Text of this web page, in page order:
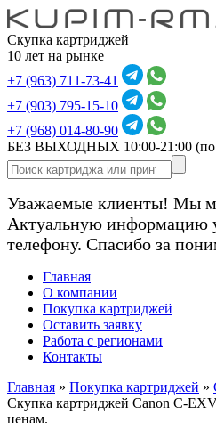
Скупка картриджей
10 лет на рынке
+7 (963) 711-73-41
+7 (903) 795-15-10
+7 (968) 014-80-90
БЕЗ ВЫХОДНЫХ 10:00-21:00
Уважаемые клиенты! Мы
Актуальную информацию
телефону. Спасибо за
Главная
О компании
Покупка картриджей
Оставить заявку
Работа с регионами
Контакты
Главная » Покупка картриджей »
Скупка картриджей Canon C-
ценам.